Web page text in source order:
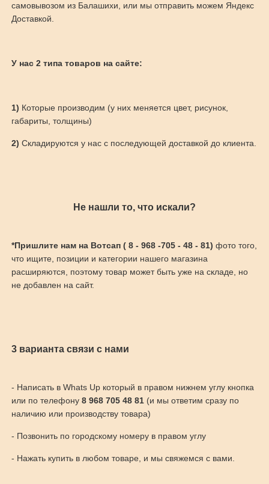
самовывозом из Балашихи, или мы отправить можем Яндекс
Доставкой.
У нас 2 типа товаров на сайте:
1) Которые производим (у них меняется цвет, рисунок,
габариты, толщины)
2) Складируются у нас с последующей доставкой до клиента.
Не нашли то, что искали?
*Пришлите нам на Вотсап ( 8 - 968 -705 - 48 - 81) фото того,
что ищите, позиции и категории нашего магазина
расширяются, поэтому товар может быть уже на складе, но
не добавлен на сайт.
3 варианта связи с нами
- Написать в Whats Up который в правом нижнем углу кнопка
или по телефону 8 968 705 48 81(и мы ответим сразу по
наличию или производству товара)
- Позвонить по городскому номеру в правом углу
- Нажать купить в любом товаре, и мы свяжемся с вами.